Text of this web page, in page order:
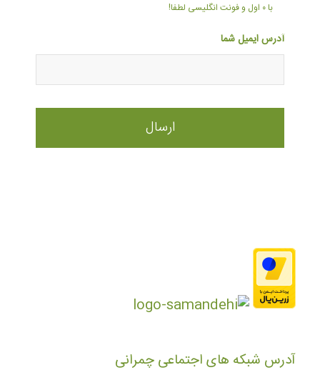
با ۰ اول و فونت انگلیسی لطفا!
آدرس ایمیل شما
آدرس شبکه های اجتماعی چمرانی